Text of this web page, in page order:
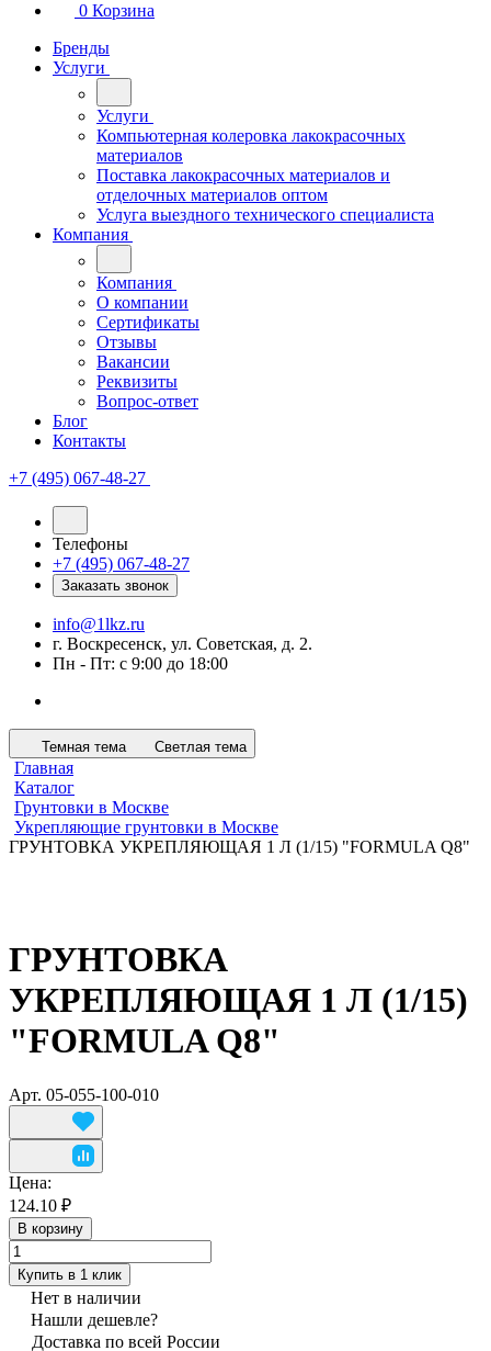
0 Корзина
Бренды
Услуги
Услуги
Компьютерная колеровка лакокрасочных
материалов
Поставка лакокрасочных материалов и
отделочных материалов оптом
Услуга выездного технического специалиста
Компания
Компания
О компании
Сертификаты
Отзывы
Вакансии
Реквизиты
Вопрос-ответ
Блог
Контакты
+7 (495) 067-48-27
Телефоны
+7 (495) 067-48-27
Заказать звонок
info@1lkz.ru
г. Воскресенск, ул. Советская, д. 2.
Пн - Пт: с 9:00 до 18:00
Темная тема Светлая тема
Главная
Каталог
Грунтовки в Москве
Укрепляющие грунтовки в Москве
ГРУНТОВКА УКРЕПЛЯЮЩАЯ 1 Л (1/15) "FORMULA Q8"
ГРУНТОВКА
УКРЕПЛЯЮЩАЯ 1 Л (1/15)
"FORMULA Q8"
Арт. 05-055-100-010
Цена:
124.10 ₽
В корзину
Купить в 1 клик
Нет в наличии
Нашли дешевле?
Доставка по всей России